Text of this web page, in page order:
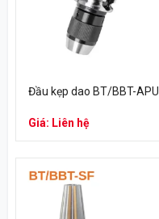
Đầu kẹp dao BT/BBT-APU
Giá: Liên hệ